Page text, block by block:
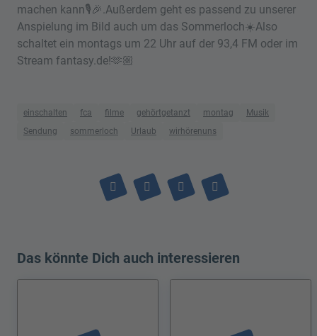
machen kann🎙️🎉.Außerdem geht es passend zu unserer
Anspielung im Bild auch um das Sommerloch☀️Also
schaltet ein montags um 22 Uhr auf der 93,4 FM oder im
Stream fantasy.de!🫶🏼
einschalten fca filme gehörtgetanzt montag
Musik
Sendung
sommerloch Urlaub wirhörenuns
Das könnte Dich auch interessieren